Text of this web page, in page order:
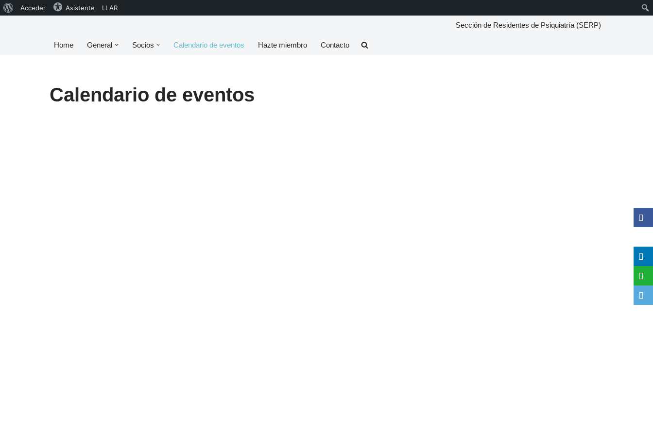
Acceder Asistente LLAR
Sección de Residentes de Psiquiatría (SERP)
Home General Socios Calendario de eventos Hazte miembro Contacto
Calendario de eventos